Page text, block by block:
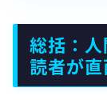
総括：人
読者が